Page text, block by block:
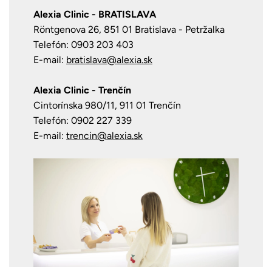
Alexia Clinic - BRATISLAVA
Röntgenova 26, 851 01 Bratislava - Petržalka
Telefón: 0903 203 403
E-mail: bratislava@alexia.sk
Alexia Clinic - Trenčín
Cintorínska 980/11, 911 01 Trenčín
Telefón: 0902 227 339
E-mail: trencin@alexia.sk